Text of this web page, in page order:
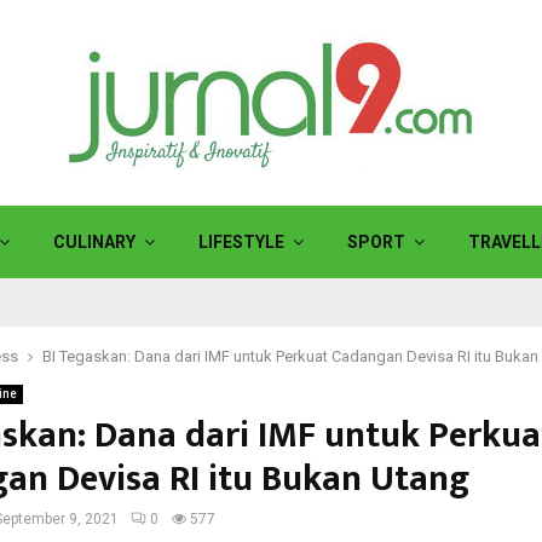
CULINARY LIFESTYLE SPORT
BI Tegaskan: Dana dari IMF untuk Perkuat Cadangan Devisa RI itu
Dana dari IMF untuk
Devisa RI itu Bukan Utang
9, 2021 0 577